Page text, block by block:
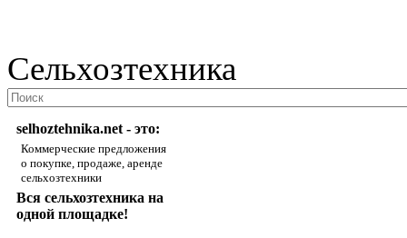
Сельхозтехника
selhoztehnika.net - это:
Коммерческие предложения
о покупке, продаже, аренде
сельхозтехники
Вся сельхозтехника на
одной площадке!